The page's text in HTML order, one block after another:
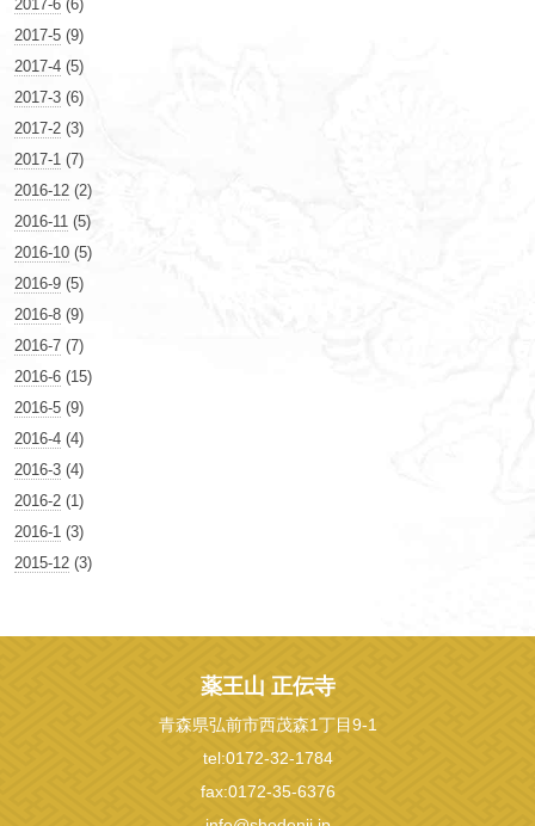
2017-6 (6)
2017-5 (9)
2017-4 (5)
2017-3 (6)
2017-2 (3)
2017-1 (7)
2016-12 (2)
2016-11 (5)
2016-10 (5)
2016-9 (5)
2016-8 (9)
2016-7 (7)
2016-6 (15)
2016-5 (9)
2016-4 (4)
2016-3 (4)
2016-2 (1)
2016-1 (3)
2015-12 (3)
薬王山 正伝寺
青森県弘前市西茂森1丁目9-1
tel:0172-32-1784
fax:0172-35-6376